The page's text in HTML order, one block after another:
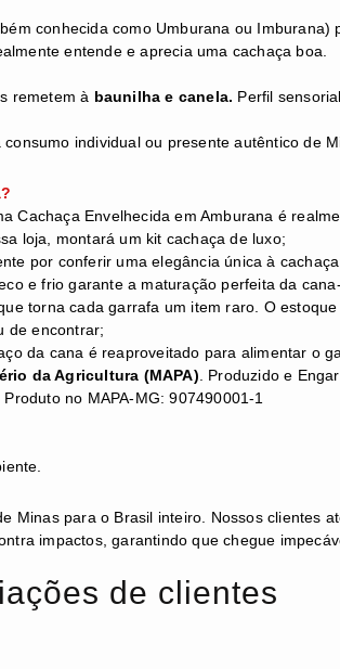
conhecida como Umburana ou
entende e aprecia uma cachaça boa.
remetem à baunilha e canela. Perfil
individual ou presente autêntico de
Cachaça Envelhecida em Amburana é
loja, montará um kit cachaça de luxo;
por conferir uma elegância única à
e frio garante a maturação perfeita da
torna cada garrafa um item raro. O
de encontrar;
da cana é reaproveitado para alimentar o
da Agricultura (MAPA) . Produzido e
no MAPA-MG: 907490001-1
Minas para o Brasil inteiro. Nossos clientes
impactos, garantindo que chegue
de clientes